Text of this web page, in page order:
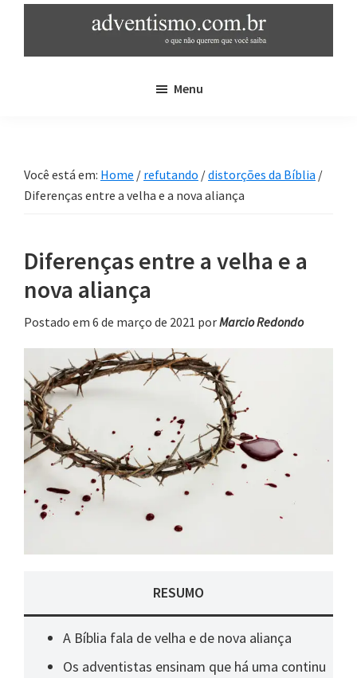
main
sidebar
que
Menu
Você está em: Home / refutando /distorções da Bíblia /
Diferenças entre a velha e a nova aliança
Diferenças entre a velha e a
nova aliança
Postado em 6 de março de 2021 porMarcio Redondo
RESUMO
A Bíblia fala de velha e de nova aliança
Os adventistas ensinam que há uma continu